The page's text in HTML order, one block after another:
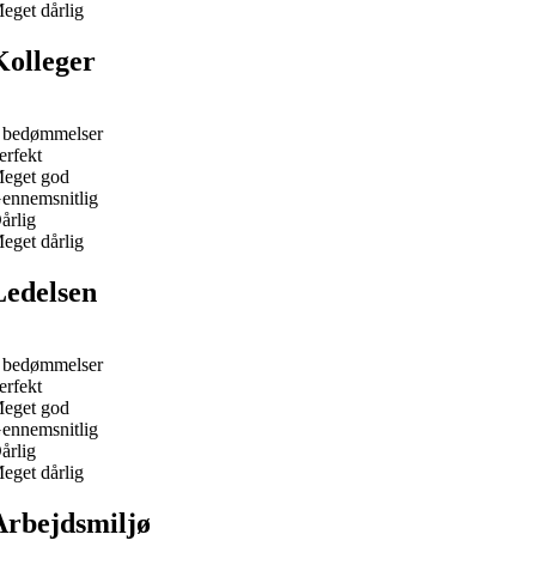
dårlig
god
dårlig
god
dårlig